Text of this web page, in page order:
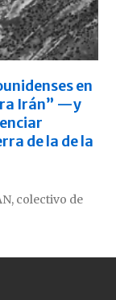
en
Irán” —y
de la de la
colectivo de